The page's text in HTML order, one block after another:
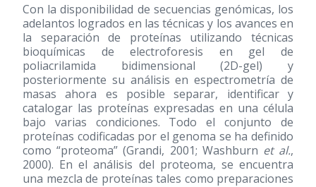
Con la disponibilidad de secuencias genómicas, los
adelantos logrados en las técnicas y los avances en
la separación de proteínas utilizando técnicas
bioquímicas de electroforesis en gel de
poliacrilamida bidimensional (2D-gel) y
posteriormente su análisis en espectrometría de
masas ahora es posible separar, identificar y
catalogar las proteínas expresadas en una célula
bajo varias condiciones. Todo el conjunto de
proteínas codificadas por el genoma se ha definido
como “proteoma” (Grandi, 2001; Washburn et al.,
2000). En el análisis del proteoma, se encuentra
una mezcla de proteínas tales como preparaciones